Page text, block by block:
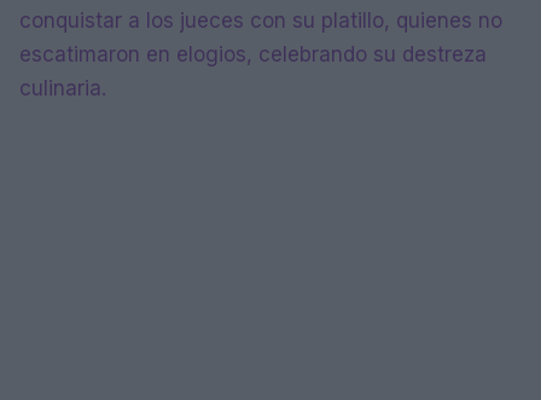
conquistar a los jueces con su platillo, quienes no
escatimaron en elogios, celebrando su destreza
culinaria.